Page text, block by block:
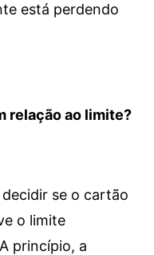
está perdendo
relação ao limite?
se o cartão
o limite
princípio, a